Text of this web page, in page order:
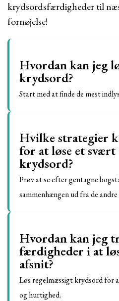
krydsordsfærdigheder til
fornøjelse!
Hvordan kan jeg
krydsord?
Start med at finde de mest
Hvilke strategier
for at løse et
krydsord?
Prøv at se efter gentagne
sammenhængen ud fra de
Hvordan kan jeg
færdigheder i at
afsnit?
Løs regelmæssigt krydsord for
og hurtighed.